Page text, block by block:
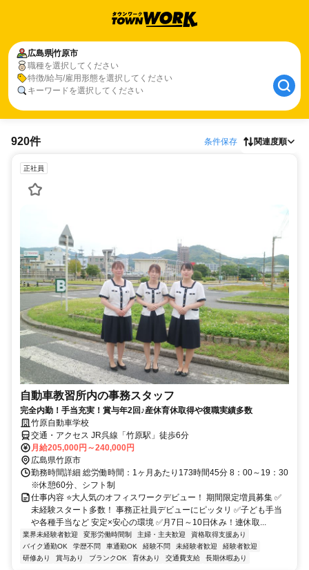
広島県竹原市
職種を選択してください
特徴/給与/雇用形態を選択してください
キーワードを選択してください
920件 条件保存 関連度順
正社員
自動車教習所内の事務スタッフ
完全内勤！手当充実！賞与年2回♪産休育休取得や復職実績多数
竹原自動車学校
交通・アクセス JR呉線「竹原駅」徒歩6分
月給205,000円～240,000円
広島県竹原市
勤務時間詳細 総労働時間：1ヶ月あたり173時間45分 8：00～19：30
※休憩60分、シフト制
仕事内容 ⭐大人気のオフィスワークデビュー！ 期間限定増員募集 ✅
未経験スタート多数！ 事務正社員デビューにピッタリ ✅子ども手当
や各種手当など 安定×安心の環境 ✅月7日～10日休み！連休取...
業界未経験者歓迎 変形労働時間制 主婦・主夫歓迎
資格取得支援あり
バイク通勤OK
学歴不問 車通勤OK 経験不問 未経験者歓迎
経験者歓迎
研修あり
賞与あり ブランクOK 育休あり 交通費支給 長期休暇あり